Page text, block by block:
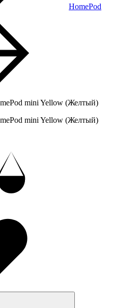
HomePod
mini Yellow (Желтый)
mini Yellow (Желтый)